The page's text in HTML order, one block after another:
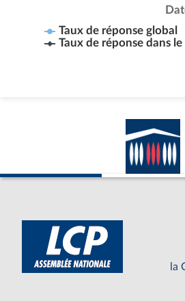
Taux de réponse global
Taux de réponse dans
la